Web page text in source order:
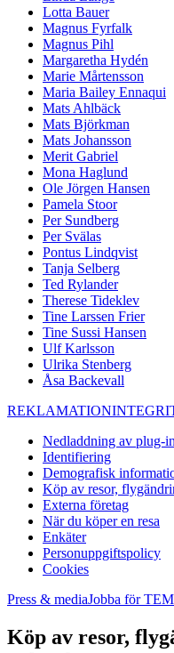
Lotta Bauer
Magnus Fyrfalk
Magnus Pihl
Margaretha Hydén
Marie Mårtensson
Maria Bailey Ennaqui
Mats Ahlbäck
Mats Björkman
Mats Johansson
Merit Gabriel
Mona Haglund
Ole Jörgen Hansen
Pamela Stoor
Per Sundberg
Per Svälas
Pontus Lindqvist
Tanja Selberg
Ted Rylander
Therese Tideklev
Tine Larssen Frier
Tine Sussi Hansen
Ulf Karlsson
Ulrika Stenberg
Åsa Backevall
REKLAMATION
Nedladdning av plug-
Identifiering
Demografisk
Köp av resor,
Externa företag
När du köper en resa
Enkäter
Personuppgiftspolicy
Cookies
Press & mediaJobba för
Köp av resor,